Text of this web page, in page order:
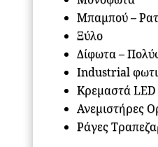
Μπαμπού –
Ξύλο
Δίφωτα –
Industrial
Κρεμαστά LED
Ανεμιστήρες
Ράγες